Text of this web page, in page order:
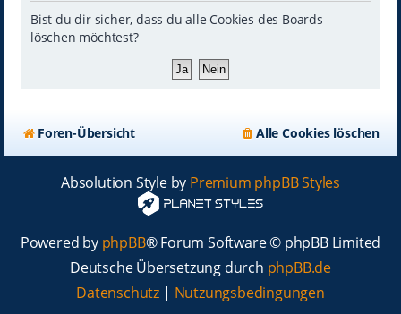
Bist du dir sicher, dass du alle Cookies des Boards
löschen möchtest?
Foren-Übersicht Alle Cookies löschen
Absolution Style by Premium phpBB Styles
Powered by phpBB® Forum Software © phpBB Limited
Deutsche Übersetzung durch phpBB.de
Datenschutz | Nutzungsbedingungen